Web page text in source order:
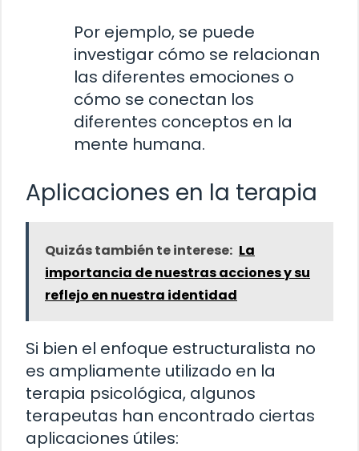
Por ejemplo, se puede
investigar cómo se relacionan
las diferentes emociones o
cómo se conectan los
diferentes conceptos en la
mente humana.
Aplicaciones en la terapia
Quizás también te interese: La
importancia de nuestras acciones y su
reflejo en nuestra identidad
Si bien el enfoque estructuralista no
es ampliamente utilizado en la
terapia psicológica, algunos
terapeutas han encontrado ciertas
aplicaciones útiles: